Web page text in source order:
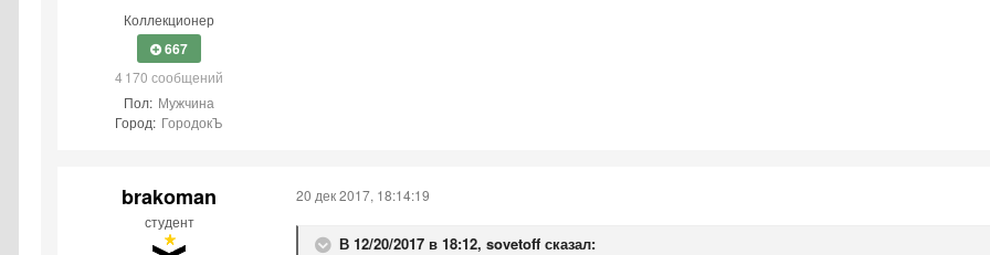
Коллекционер
667
4 170 сообщений
Пол: Мужчина
Город: ГородокЪ
brakoman
студент
20 дек 2017, 18:14:19
В 12/20/2017 в 18:12, sovetoff сказал: